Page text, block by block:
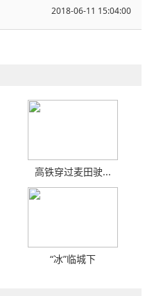
2018-06-11 15:04:00
高铁穿过麦田驶...
“冰”临城下